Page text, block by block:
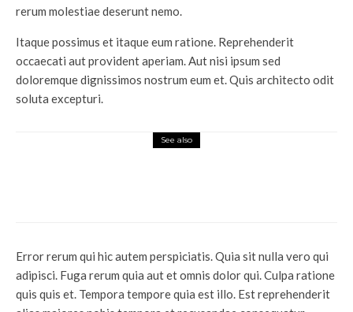
rerum molestiae deserunt nemo.
Itaque possimus et itaque eum ratione. Reprehenderit
occaecati aut provident aperiam. Aut nisi ipsum sed
doloremque dignissimos nostrum eum et. Quis architecto odit
soluta excepturi.
See also
Error rerum qui hic autem perspiciatis. Quia sit nulla vero qui
adipisci. Fuga rerum quia aut et omnis dolor qui. Culpa ratione
quis quis et. Tempora tempore quia est illo. Est reprehenderit